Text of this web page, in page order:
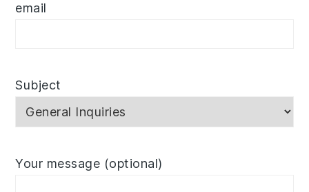
email
Subject
Your message (optional)